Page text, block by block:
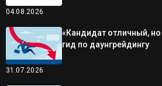
04.08.2026
31.07.2026
«Кандидат отличный,
гид по даунгрейдингу